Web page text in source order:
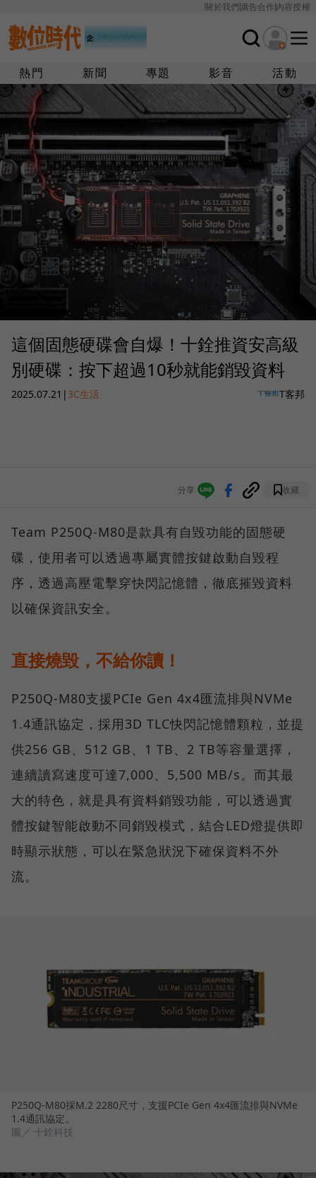
關於我們廣告合作內容授權
熱門 新聞 專題 影音 活動
這個固態硬碟會自爆！十銓推資安高級
別硬碟：按下超過10秒就能銷毀資料
2025.07.21 | 3C生活 T客邦
分享 收藏
Team P250Q-M80是款具有自毀功能的固態硬
碟，使用者可以透過專屬實體按鍵啟動自毀程
序，透過高壓電擊穿快閃記憶體，徹底摧毀資料
以確保資訊安全。
直接燒毀，不給你讀！
P250Q-M80支援PCIe Gen 4x4匯流排與NVMe
1.4通訊協定，採用3D TLC快閃記憶體顆粒，並提
供256 GB、512 GB、1 TB、2 TB等容量選擇，
連續讀寫速度可達7,000、5,500 MB/s。而其最
大的特色，就是具有資料銷毀功能，可以透過實
體按鍵智能啟動不同銷毀模式，結合LED燈提供即
時顯示狀態，可以在緊急狀況下確保資料不外
流。
P250Q-M80採M.2 2280尺寸，支援PCIe Gen 4x4匯流排與NVMe
1.4通訊協定。
圖／ 十銓科技